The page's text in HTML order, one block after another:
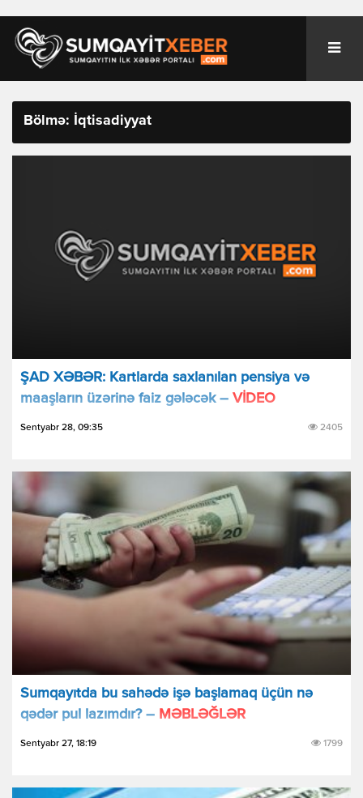
Bölmə: İqtisadiyyat
ŞAD XƏBƏR: Kartlarda saxlanılan pensiya və
maaşların üzərinə faiz gələcək – VİDEO
Sentyabr 28, 09:35 2405
Sumqayıtda bu sahədə işə başlamaq üçün nə
qədər pul lazımdır? – MƏBLƏĞLƏR
Sentyabr 27, 18:19 1799